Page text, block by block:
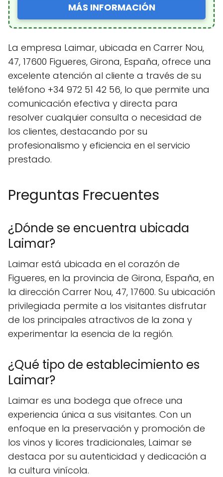
MÁS INFORMACIÓN
La empresa Laimar, ubicada en Carrer Nou,
47, 17600 Figueres, Girona, España, ofrece una
excelente atención al cliente a través de su
teléfono +34 972 51 42 56, lo que permite una
comunicación efectiva y directa para
resolver cualquier consulta o necesidad de
los clientes, destacando por su
profesionalismo y eficiencia en el servicio
prestado.
Preguntas Frecuentes
¿Dónde se encuentra ubicada
Laimar?
Laimar está ubicada en el corazón de
Figueres, en la provincia de Girona, España, en
la dirección Carrer Nou, 47, 17600. Su ubicación
privilegiada permite a los visitantes disfrutar
de los principales atractivos de la zona y
experimentar la esencia de la región.
¿Qué tipo de establecimiento es
Laimar?
Laimar es una bodega que ofrece una
experiencia única a sus visitantes. Con un
enfoque en la preservación y promoción de
los vinos y licores tradicionales, Laimar se
destaca por su autenticidad y dedicación a
la cultura vinícola.